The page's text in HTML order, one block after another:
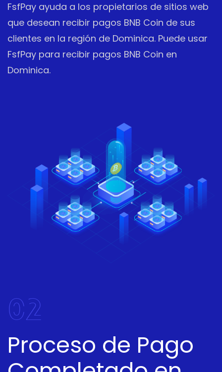
FsfPay ayuda a los propietarios de sitios web
que desean recibir pagos BNB Coin de sus
clientes en la región de Dominica. Puede usar
FsfPay para recibir pagos BNB Coin en
Dominica.
02
Proceso de Pago